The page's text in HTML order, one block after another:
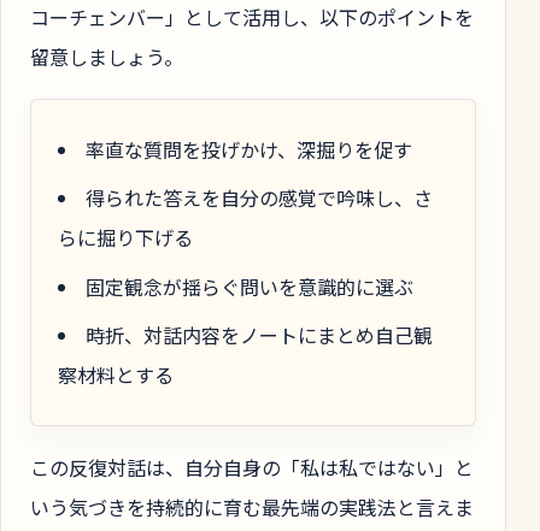
コーチェンバー」として活用し、以下のポイントを
留意しましょう。
率直な質問を投げかけ、深掘りを促す
得られた答えを自分の感覚で吟味し、さ
らに掘り下げる
固定観念が揺らぐ問いを意識的に選ぶ
時折、対話内容をノートにまとめ自己観
察材料とする
この反復対話は、自分自身の「私は私ではない」と
いう気づきを持続的に育む最先端の実践法と言えま